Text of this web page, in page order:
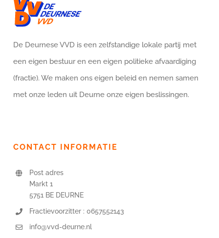
De Deurnese VVD is een zelfstandige lokale partij met
een eigen bestuur en een eigen politieke afvaardiging
(fractie). We maken ons eigen beleid en nemen samen
met onze leden uit Deurne onze eigen beslissingen.
CONTACT INFORMATIE
Post adres
Markt 1
5751 BE DEURNE
Fractievoorzitter : 0657552143
info@vvd-deurne.nl